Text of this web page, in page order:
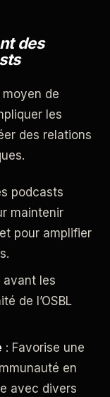
des
de
les
des relations
podcasts
maintenir
pour amplifier
avant les
de l’OSBL
: Favorise une
en
avec divers